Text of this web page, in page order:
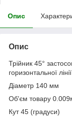
Опис
Опис
Трійник 45°
горизонтальної
Діаметр 140 мм
Об'єм товару
Кут 45 (градуси)